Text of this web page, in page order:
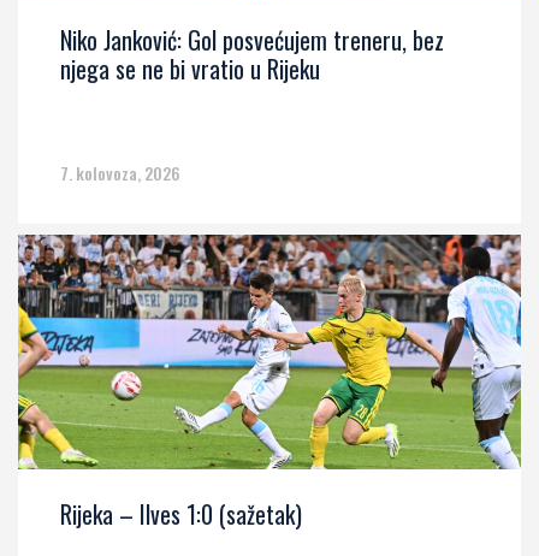
Niko Janković: Gol posvećujem treneru, bez
njega se ne bi vratio u Rijeku
7. kolovoza, 2026
Rijeka – Ilves 1:0 (sažetak)